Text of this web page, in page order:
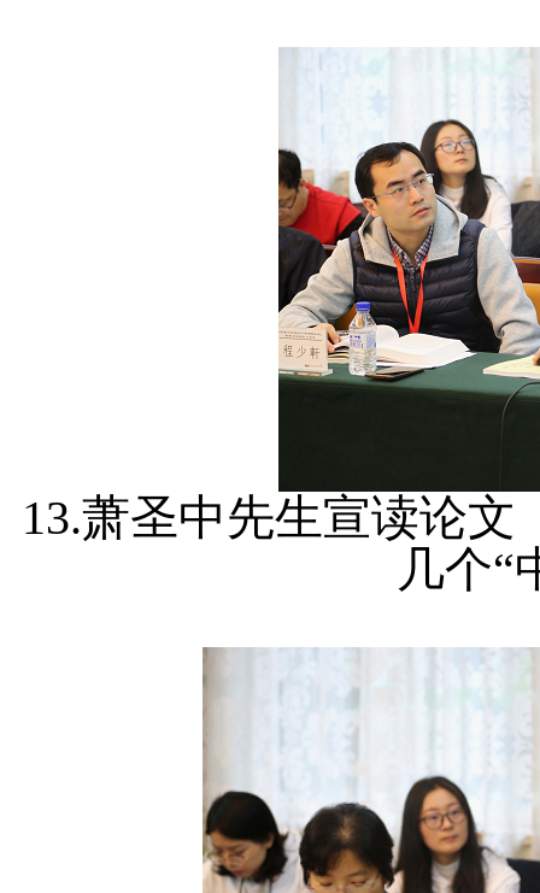
13.萧圣中先生宣读论文
几个“